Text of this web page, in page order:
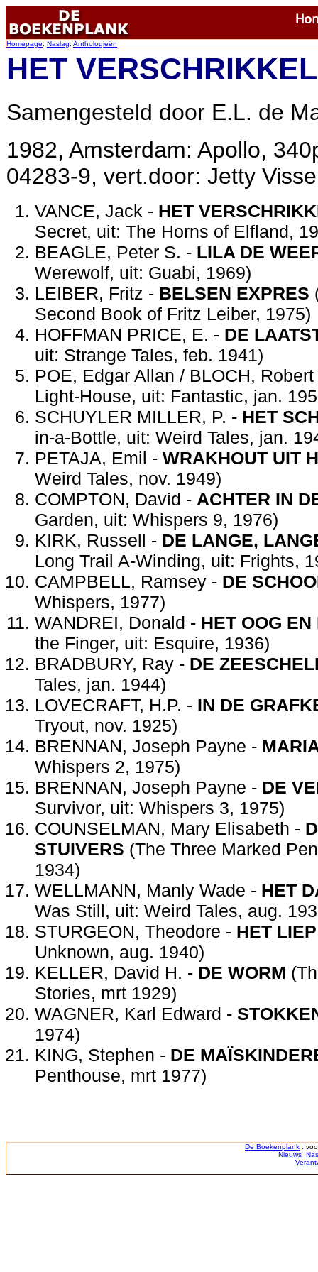
Homepage: Naslag: Anthologieën
HET
Samengesteld door E.L. de
1982, Amsterdam: Apollo,
04283-9, vert.door: Jetty
VANCE, Jack - HET
Secret, uit: The Horns of Elfland,
BEAGLE, Peter S. - LILA DE
Werewolf, uit: Guabi, 1969)
LEIBER, Fritz - BELSEN EXPRES
Second Book of Fritz Leiber, 1975)
HOFFMAN PRICE, E. - DE
uit: Strange Tales, feb. 1941)
POE, Edgar Allan / BLOCH,
Light-House, uit: Fantastic, jan.
SCHUYLER MILLER, P. - HET
in-a-Bottle, uit: Weird Tales, jan.
PETAJA, Emil - WRAKHOUT UIT
Weird Tales, nov. 1949)
COMPTON, David - ACHTER IN
Garden, uit: Whispers 9, 1976)
KIRK, Russell - DE LANGE,
Long Trail A-Winding, uit: Frights,
CAMPBELL, Ramsey - DE
Whispers, 1977)
WANDREI, Donald - HET OOG
the Finger, uit: Esquire, 1936)
BRADBURY, Ray - DE
Tales, jan. 1944)
LOVECRAFT, H.P. - IN DE
Tryout, nov. 1925)
BRENNAN, Joseph Payne -
Whispers 2, 1975)
BRENNAN, Joseph Payne - DE
Survivor, uit: Whispers 3, 1975)
COUNSELMAN, Mary Elisabeth -
STUIVERS (The Three Marked
1934)
WELLMANN, Manly Wade - HET
Was Still, uit: Weird Tales, aug.
STURGEON, Theodore - HET
Unknown, aug. 1940)
KELLER, David H. - DE WORM
Stories, mrt 1929)
WAGNER, Karl Edward -
1974)
KING, Stephen - DE
Penthouse, mrt 1977)
De Boekenplank :
Nieuws